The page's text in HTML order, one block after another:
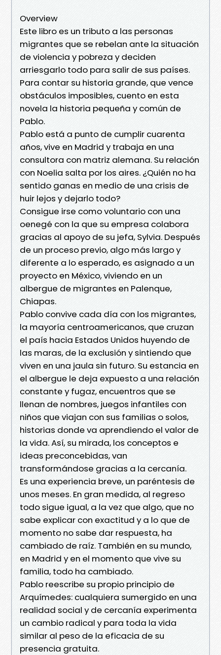
Overview
Este libro es un tributo a las personas
migrantes que se rebelan ante la situación
de violencia y pobreza y deciden
arriesgarlo todo para salir de sus países.
Para contar su historia grande, que vence
obstáculos imposibles, cuento en esta
novela la historia pequeña y común de
Pablo.
Pablo está a punto de cumplir cuarenta
años, vive en Madrid y trabaja en una
consultora con matriz alemana. Su relación
con Noelia salta por los aires. ¿Quién no ha
sentido ganas en medio de una crisis de
huir lejos y dejarlo todo?
Consigue irse como voluntario con una
oenegé con la que su empresa colabora
gracias al apoyo de su jefa, Sylvia. Después
de un proceso previo, algo más largo y
diferente a lo esperado, es asignado a un
proyecto en México, viviendo en un
albergue de migrantes en Palenque,
Chiapas.
Pablo convive cada día con los migrantes,
la mayoría centroamericanos, que cruzan
el país hacia Estados Unidos huyendo de
las maras, de la exclusión y sintiendo que
viven en una jaula sin futuro. Su estancia en
el albergue le deja expuesto a una relación
constante y fugaz, encuentros que se
llenan de nombres, juegos infantiles con
niños que viajan con sus familias o solos,
historias donde va aprendiendo el valor de
la vida. Así, su mirada, los conceptos e
ideas preconcebidas, van
transformándose gracias a la cercanía.
Es una experiencia breve, un paréntesis de
unos meses. En gran medida, al regreso
todo sigue igual, a la vez que algo, que no
sabe explicar con exactitud y a lo que de
momento no sabe dar respuesta, ha
cambiado de raíz. También en su mundo,
en Madrid y en el momento que vive su
familia, todo ha cambiado.
Pablo reescribe su propio principio de
Arquímedes: cualquiera sumergido en una
realidad social y de cercanía experimenta
un cambio radical y para toda la vida
similar al peso de la eficacia de su
presencia gratuita.